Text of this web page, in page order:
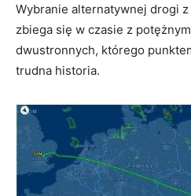
Wybranie alternatywnej drogi
zbiega się w czasie z
dwustronnych, którego
trudna historia.